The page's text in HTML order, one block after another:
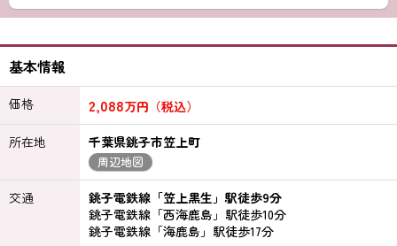
基本情報
価格 2,088万円（税込）
所在地
千葉県銚子市笠上町
周辺地図
交通
銚子電鉄線「笠上黒生」駅徒歩9分
銚子電鉄線「西海鹿島」駅徒歩10分
銚子電鉄線「海鹿島」駅徒歩17分